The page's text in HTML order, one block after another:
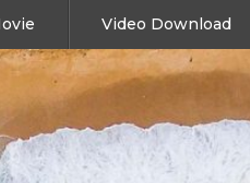
Video Download